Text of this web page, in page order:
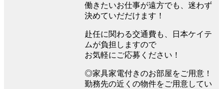
働きたいお仕事が遠方でも、迷わず
決めていだだけます！
赴任に関わる交通費も、日本ケイテ
ムが負担しますので
お気軽にご応募ください！
◎家具家電付きのお部屋をご用意！
勤務先の近くの物件をご用意してい